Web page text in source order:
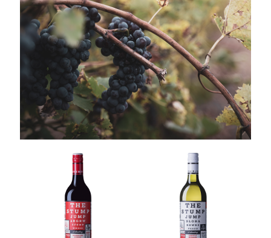
NOS CEPAGES